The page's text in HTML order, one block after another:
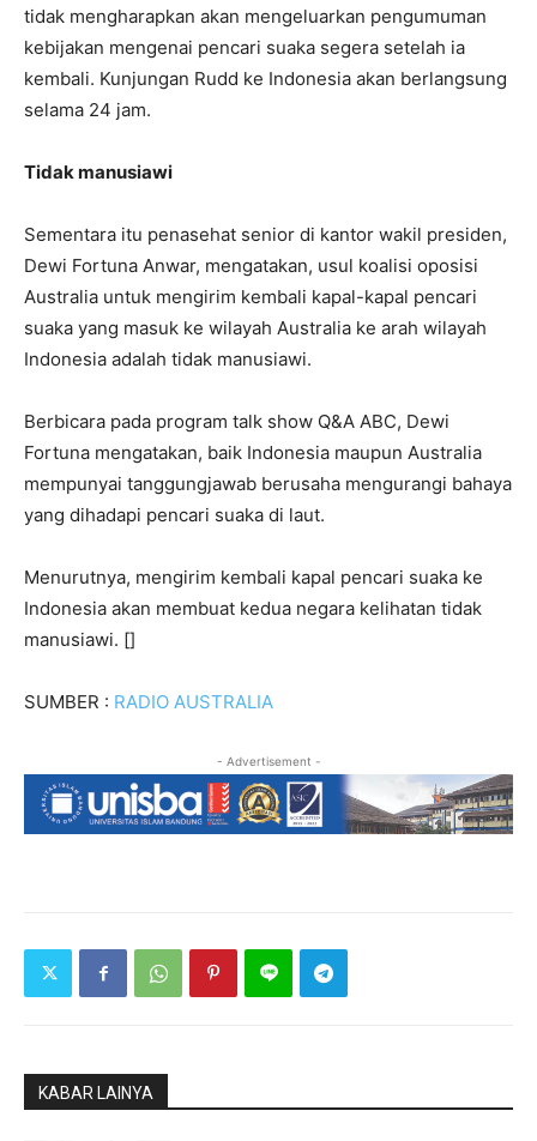
tidak mengharapkan akan mengeluarkan pengumuman
kebijakan mengenai pencari suaka segera setelah ia
kembali. Kunjungan Rudd ke Indonesia akan berlangsung
selama 24 jam.
Tidak manusiawi
Sementara itu penasehat senior di kantor wakil presiden,
Dewi Fortuna Anwar, mengatakan, usul koalisi oposisi
Australia untuk mengirim kembali kapal-kapal pencari
suaka yang masuk ke wilayah Australia ke arah wilayah
Indonesia adalah tidak manusiawi.
Berbicara pada program talk show Q&A ABC, Dewi
Fortuna mengatakan, baik Indonesia maupun Australia
mempunyai tanggungjawab berusaha mengurangi bahaya
yang dihadapi pencari suaka di laut.
Menurutnya, mengirim kembali kapal pencari suaka ke
Indonesia akan membuat kedua negara kelihatan tidak
manusiawi. []
SUMBER : RADIO AUSTRALIA
- Advertisement -
KABAR LAINYA